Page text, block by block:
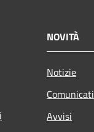
NOVITÀ
Notizie
Comunicati
Avvisi